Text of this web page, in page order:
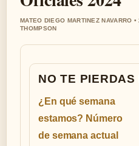
MATEO DIEGO MARTINEZ NAVARRO
THOMPSON
NO TE PIERDAS
¿En qué semana
estamos? Número
de semana actual